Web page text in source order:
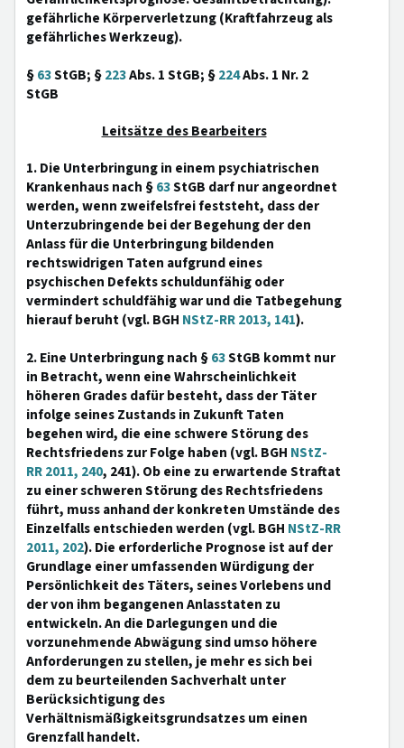
gefährliche Körperverletzung (Kraftfahrzeug als
gefährliches Werkzeug).
§63StGB; §223Abs. 1 StGB; §224Abs. 1 Nr. 2
StGB
Leitsätze des Bearbeiters
1. Die Unterbringung in einem psychiatrischen
Krankenhaus nach §63StGB darf nur angeordnet
werden, wenn zweifelsfrei feststeht, dass der
Unterzubringende bei der Begehung der den
Anlass für die Unterbringung bildenden
rechtswidrigen Taten aufgrund eines
psychischen Defekts schuldunfähig oder
vermindert schuldfähig war und die Tatbegehung
hierauf beruht (vgl. BGH NStZ-RR 2013, 141).
2. Eine Unterbringung nach §63StGB kommt nur
in Betracht, wenn eine Wahrscheinlichkeit
höheren Grades dafür besteht, dass der Täter
infolge seines Zustands in Zukunft Taten
begehen wird, die eine schwere Störung des
Rechtsfriedens zur Folge haben (vgl. BGH NStZ-
RR 2011, 240, 241). Ob eine zu erwartende Straftat
zu einer schweren Störung des Rechtsfriedens
führt, muss anhand der konkreten Umstände des
Einzelfalls entschieden werden (vgl. BGH NStZ-RR
2011, 202). Die erforderliche Prognose ist auf der
Grundlage einer umfassenden Würdigung der
Persönlichkeit des Täters, seines Vorlebens und
der von ihm begangenen Anlasstaten zu
entwickeln. An die Darlegungen und die
vorzunehmende Abwägung sind umso höhere
Anforderungen zu stellen, je mehr es sich bei
dem zu beurteilenden Sachverhalt unter
Berücksichtigung des
Verhältnismäßigkeitsgrundsatzes um einen
Grenzfall handelt.